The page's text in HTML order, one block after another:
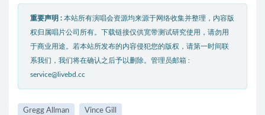
重要声明 : 本站所有演唱会资源均来源于网络收集并整理，内容版
权归属唱片公司所有。下载链接仅供宽带测试研究使用，请勿用
于商业用途。若本站所发布的内容侵犯您的版权，请第一时间联
系我们，我们将在确认之后予以删除。管理员邮箱 :
service@livebd.cc
Gregg Allman Vince Gill